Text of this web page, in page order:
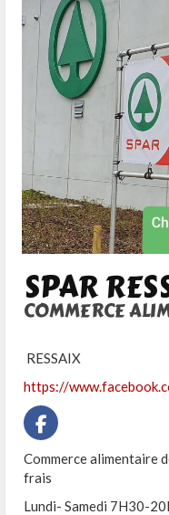
SPAR
COMMERCE
RESSAIX
https://
Commerce alimentaire
frais
Lundi- Samedi 7H30-